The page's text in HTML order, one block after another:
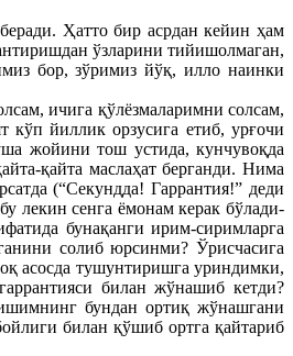
Ҳатто бир асрдан кейин ҳам
ўзларини тийишолмаган,
бор, зўримиз йўқ, илло наинки
ичига қўлёзмаларимни солсам,
йиллик орзусига етиб, урғочи
жойини тош устида, кунчувоқда
қайта маслаҳат берганди. Нима
(“Секундда! Гаррантия!” деди
лекин сенга ёмонам керак бўлади-
бунақанги ирим-сиримларга
солиб юрсинми? Ўрисчасига
асосда тушунтиришга уриндимки,
билан жўнашиб кетди?
бундан ортиқ жўнашгани
билан қўшиб ортга қайтариб